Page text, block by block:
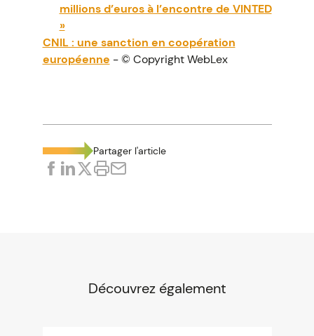
millions d’euros à l’encontre de VINTED
»
CNIL : une sanction en coopération
européenne - © Copyright WebLex
Partager l'article
Découvrez également